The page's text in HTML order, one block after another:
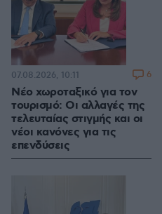
Νέο χωροταξικό για τον
τουρισμό: Οι αλλαγές της
τελευταίας στιγμής και οι
νέοι κανόνες για τις
επενδύσεις
07.08.2026, 10:11 6